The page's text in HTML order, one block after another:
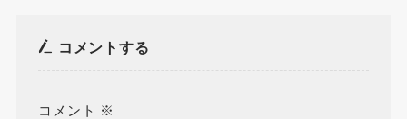
コメントする
コメント ※